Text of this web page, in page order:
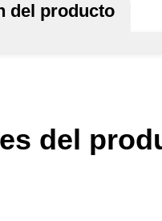
del producto
del